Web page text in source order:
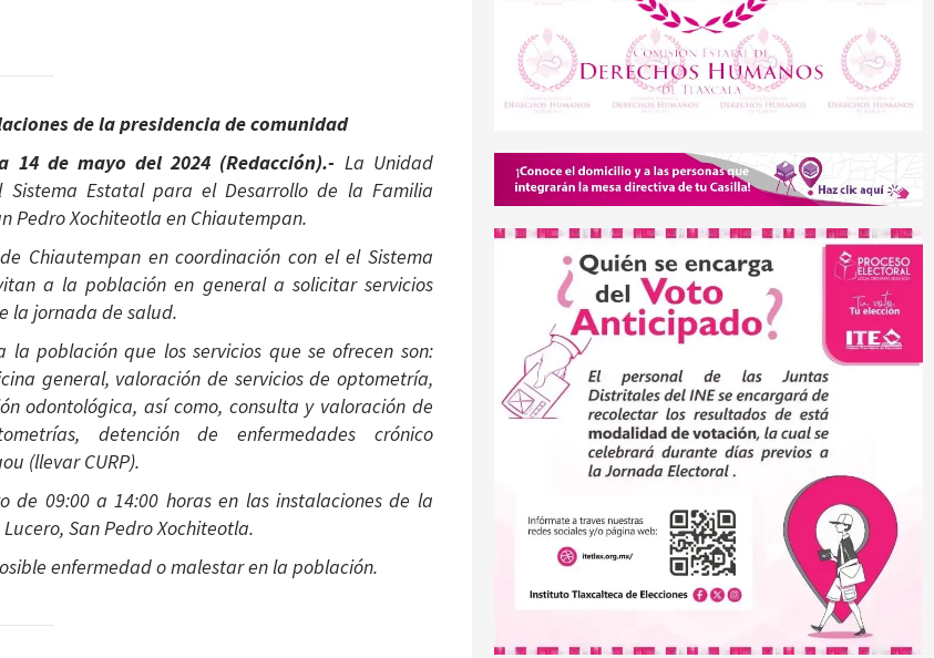
de la presidencia de comunidad
14 de mayo del 2024 (Redacción).- La Unidad
Sistema Estatal para el Desarrollo de la Familia
Pedro Xochiteotla en Chiautempan.
Chiautempan en coordinación con el el Sistema
a la población en general a solicitar servicios
la jornada de salud.
la población que los servicios que se ofrecen son:
general, valoración de servicios de optometría,
odontológica, así como, consulta y valoración de
detención de enfermedades crónico
(llevar CURP).
09:00 a 14:00 horas en las instalaciones de la
San Pedro Xochiteotla.
enfermedad o malestar en la población.